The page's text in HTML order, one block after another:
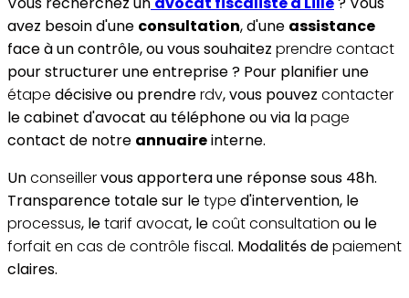
avez besoin d'une consultation, d'une assistance
face à un contrôle, ou vous souhaitez prendre contact
pour structurer une entreprise ? Pour planifier une
étape décisive ou prendrerdv, vous pouvez contacter
le cabinet d'avocat au téléphone ou via lapage
contact de notre annuaireinterne.
Unconseillervous apportera une réponse sous 48h.
Transparence totale sur letype d'intervention, le
processus, letarif avocat, lecoût consultation ou le
forfait en cas de contrôle fiscal. Modalités depaiement
claires.